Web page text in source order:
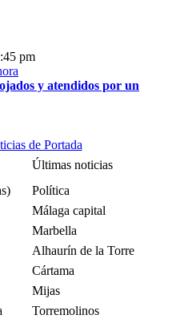
pm
y atendidos por un
de Portada
Últimas noticias
Política
Málaga capital
Marbella
Alhaurín de la Torre
Cártama
Mijas
Torremolinos